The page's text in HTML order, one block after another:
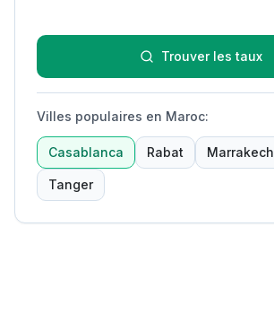
Trouver les taux
Villes populaires en Maroc:
Casablanca Rabat Marrakech
Tanger